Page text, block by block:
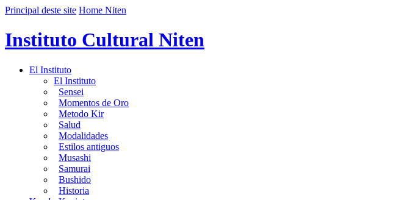
Principal deste site Home Niten
Instituto Cultural Niten
El Instituto
El Instituto
Sensei
Momentos de Oro
Metodo Kir
Salud
Modalidades
Estilos antiguos
Musashi
Samurai
Bushido
Historia